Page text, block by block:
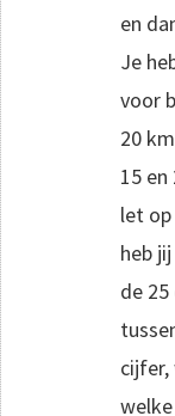
en
Je
voor
20
15
let
heb
de